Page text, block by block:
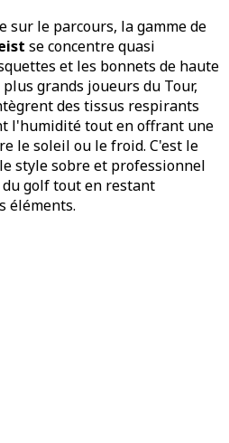
sur le parcours, la gamme de
se concentre quasi
et les bonnets de haute
grands joueurs du Tour,
des tissus respirants
l'humidité tout en offrant une
le soleil ou le froid. C'est le
style sobre et professionnel
golf tout en restant
éléments.